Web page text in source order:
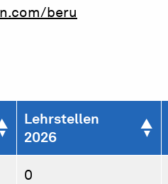
beru
Lehrstellen
2026
0